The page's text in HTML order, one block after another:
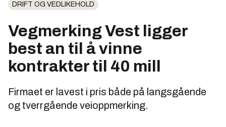
DRIFT OG VEDLIKEHOLD
Vegmerking Vest ligger
best an til å vinne
kontrakter til 40 mill
Firmaet er lavest i pris både på langsgående
og tverrgående veioppmerking.